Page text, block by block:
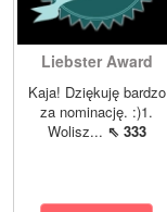
Liebster Award
Kaja! Dziękuję bardzo
za nominację. :)1.
Wolisz... ⇖ 333